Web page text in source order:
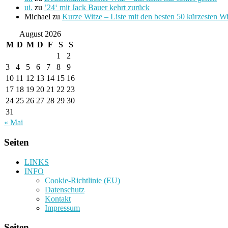
ui. zu ’24‘ mit Jack Bauer kehrt zurück
Michael zu Kurze Witze – Liste mit den besten 50 kürzesten
August 2026
M D M D F S
S
1
2
3
4 5 6 7 8
9
10 11 12 13 14 15 16
17 18 19 20 21 22 23
24 25 26 27 28 29 30
31
« Mai
Seiten
LINKS
INFO
Cookie-Richtlinie (EU)
Datenschutz
Kontakt
Impressum